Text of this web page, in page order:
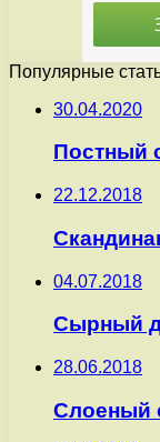
Популярные
30.04.2020
Постный
22.12.2018
04.07.2018
Сырный
28.06.2018
Слоеный